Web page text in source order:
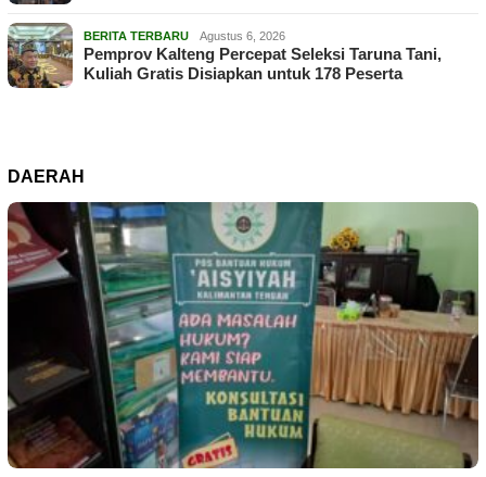
BERITA TERBARU Agustus 6, 2026
Pemprov Kalteng Percepat Seleksi Taruna Tani,
Kuliah Gratis Disiapkan untuk 178 Peserta
DAERAH